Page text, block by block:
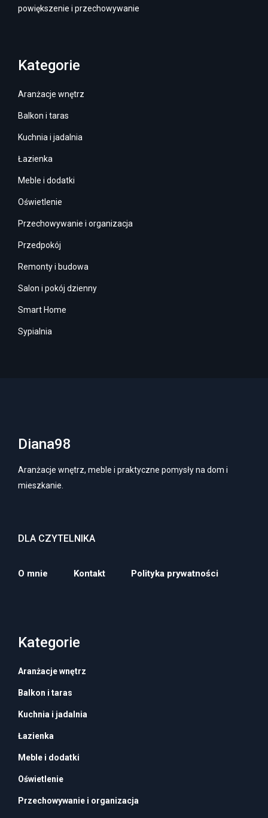
powiększenie i przechowywanie
Kategorie
Aranżacje wnętrz
Balkon i taras
Kuchnia i jadalnia
Łazienka
Meble i dodatki
Oświetlenie
Przechowywanie i organizacja
Przedpokój
Remonty i budowa
Salon i pokój dzienny
Smart Home
Sypialnia
Diana98
Aranżacje wnętrz, meble i praktyczne pomysły na dom i
mieszkanie.
DLA CZYTELNIKA
O mnie Kontakt Polityka prywatności
Kategorie
Aranżacje wnętrz
Balkon i taras
Kuchnia i jadalnia
Łazienka
Meble i dodatki
Oświetlenie
Przechowywanie i organizacja